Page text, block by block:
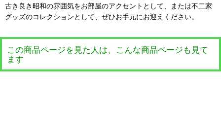
古き良き昭和の雰囲気をお部屋のアクセントとして、または不二家
グッズのコレクションとして、ぜひお手元にお迎えください。
この商品ページを見た人は、こんな商品ページも見て
ます